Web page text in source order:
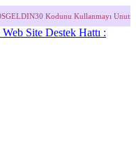
Kullanmayı Unutma! (Parfüm ve
Web Site Destek Hattı :